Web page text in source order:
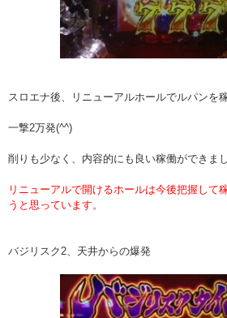
スロエナ後、リニューアルホールでルパンを
一撃2万発(^^)
削りも少なく、内容的にも良い稼働ができまし
リニューアルで開けるホールは今後把握して
うと思っています。
バジリスク2、天井からの爆発